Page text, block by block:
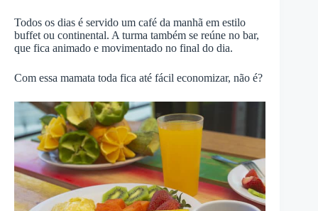
Todos os dias é servido um café da manhã em estilo
buffet ou continental. A turma também se reúne no bar,
que fica animado e movimentado no final do dia.
Com essa mamata toda fica até fácil economizar, não é?